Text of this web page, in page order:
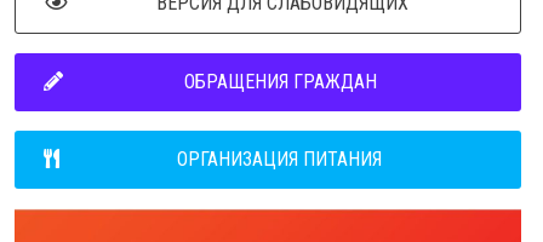
ОБРАЩЕНИЯ ГРАЖДАН
ОРГАНИЗАЦИЯ ПИТАНИЯ